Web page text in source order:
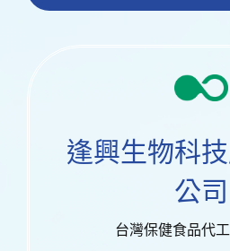
逢興生物科
公司
台灣保健食品代